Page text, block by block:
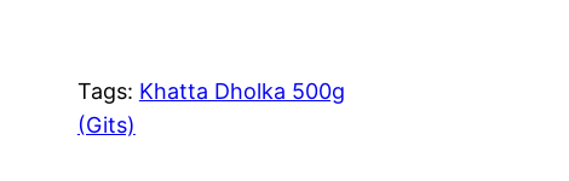
Tags: Khatta Dholka 500g
(Gits)